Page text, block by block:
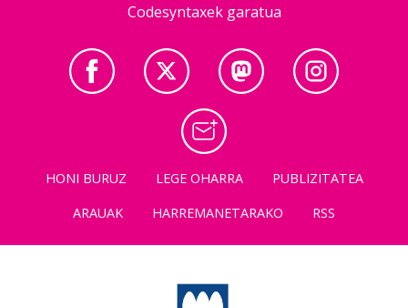
Codesyntaxek garatua
HONI BURUZ LEGE OHARRA
PUBLIZITATEA
ARAUAK
HARREMANETARAKO RSS